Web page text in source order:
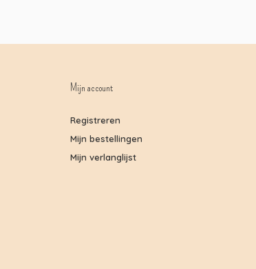
Mijn account
Registreren
Mijn bestellingen
Mijn verlanglijst